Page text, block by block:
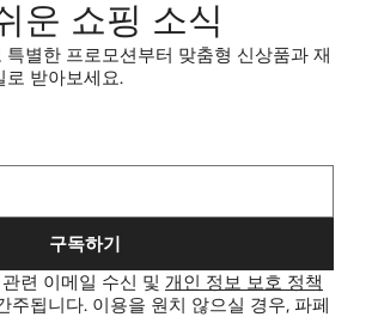
운 쇼핑 소식
특별한 프로모션부터 맞춤형 신상품과 재
로 받아보세요.
구독하기
련 이메일 수신 및 개인 정보 보호 정책
주됩니다. 이용을 원치 않으실 경우, 파페